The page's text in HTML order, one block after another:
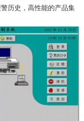
历史，高性能的产品集